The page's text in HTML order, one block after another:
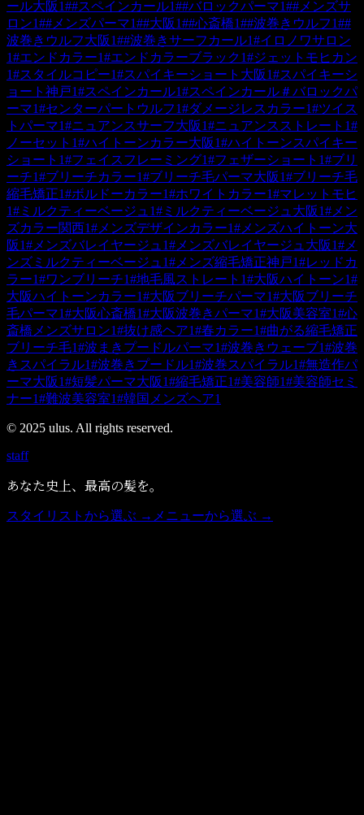
ール大阪1##スペインカール1##バロックパーマ1##メンズサ
ロン1##メンズパーマ1##大阪1##心斎橋1##波巻きウルフ1##
波巻きウルフ大阪1##波巻きサーフカール1#イロノワサロン
1#エンドカラー1#エンドカラーブラック1#ジェットモヒカン
1#スタイルコピー1#スパイキーショート大阪1#スパイキーシ
ョート神戸1#スペインカール1#スペインカール＃バロックパ
ーマ1#センターパートウルフ1#ダメージレスカラー1#ツイス
トパーマ1#ニュアンスサーフ大阪1#ニュアンスストレート 1#
ノーセット 1#ハイトーンカラー大阪1#ハイトーンスパイキー
ショート 1#フェイスフレーミング1#フェザーショート 1#ブリ
ーチ1#ブリーチカラー1#ブリーチ毛パーマ大阪1#ブリーチ毛
縮毛矯正1#ボルドーカラー1#ホワイトカラー1#マレットモヒ
1# ミルクティーベージュ 1# ミルクティーベージュ大阪1# メン
ズカラー関西1# メンズデザインカラー1# メンズハイトーン大
阪1# メンズバレイヤージュ 1# メンズバレイヤージュ大阪1# メ
ンズミルクティーベージュ 1# メンズ縮毛矯正神戸1#レッドカ
ラー1#ワンブリーチ1#地毛風ストレート 1#大阪ハイトーン1#
大阪ハイトーンカラー1#大阪ブリーチパーマ1#大阪ブリーチ
毛パーマ1#大阪心斎橋1#大阪波巻きパーマ1#大阪美容室1#心
斎橋メンズサロン1#抜け感ヘア1#春カラー1#曲がる縮毛矯正
ブリーチ毛1#波まきプードルパーマ1#波巻きウェーブ1#波巻
きスパイラル1#波巻きプードル1#波巻スパイラル1#無造作パ
ーマ大阪1#短髪パーマ大阪1#縮毛矯正1#美容師1#美容師セミ
ナー1#難波美容室1#韓国メンズヘア1
© 2025 ulus. All rights reserved.
staff
あなた史上、最高の髪を。
スタイリストから選ぶ → メニューから選ぶ →